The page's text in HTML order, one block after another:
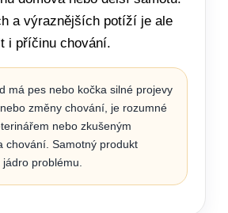
a výraznějších potíží je ale
i příčinu chování.
má pes nebo kočka silné projevy
změny chování, je rozumné
nebo zkušeným
chování. Samotný produkt
problému.